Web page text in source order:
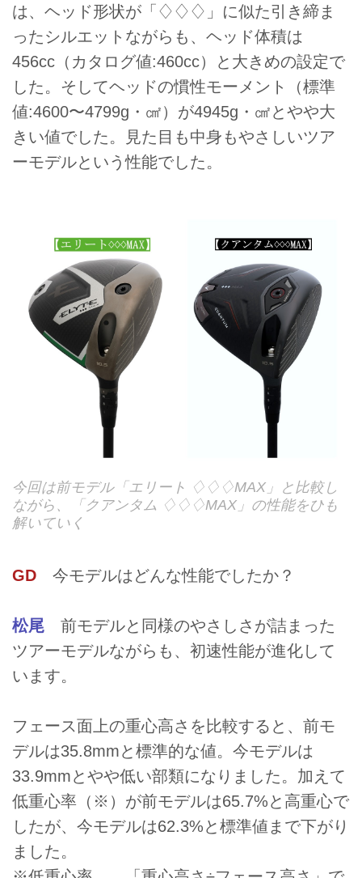
は、ヘッド形状が「♢♢♢」に似た引き締ま
ったシルエットながらも、ヘッド体積は
456cc（カタログ値:460cc）と大きめの設定で
した。そしてヘッドの慣性モーメント（標準
値:4600〜4799g・㎠）が4945g・㎠とやや大
きい値でした。見た目も中身もやさしいツア
ーモデルという性能でした。
今回は前モデル「エリート ♢♢♢MAX」と比較し
ながら、「クアンタム ♢♢♢MAX」の性能をひも
解いていく
GD 今モデルはどんな性能でしたか？
松尾 前モデルと同様のやさしさが詰まった
ツアーモデルながらも、初速性能が進化して
います。
フェース面上の重心高さを比較すると、前モ
デルは35.8mmと標準的な値。今モデルは
33.9mmとやや低い部類になりました。加えて
低重心率（※）が前モデルは65.7%と高重心で
したが、今モデルは62.3%と標準値まで下がり
ました。